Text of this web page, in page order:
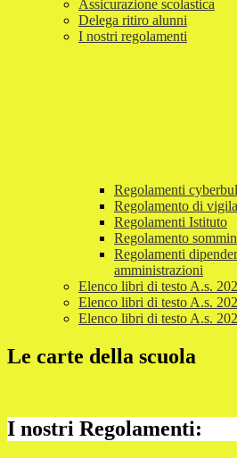
Assicurazione scolastica
Delega ritiro alunni
I nostri regolamenti
Regolamenti
Regolamento di
Regolamenti Istituto
Regolamento
Regolamenti
amministrazioni
Elenco libri di testo A.s.
Elenco libri di testo A.s.
Elenco libri di testo A.s.
Le carte della scuola
I nostri Regolamenti: